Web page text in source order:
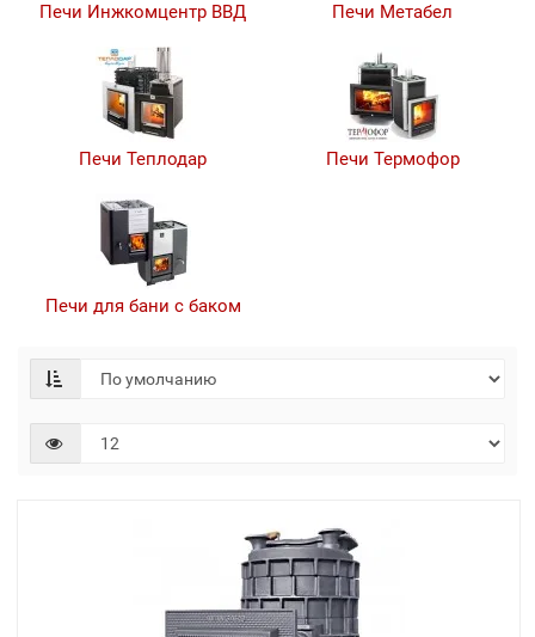
Печи Инжкомцентр ВВД Печи Метабел
Печи Теплодар Печи Термофор
Печи для бани с баком